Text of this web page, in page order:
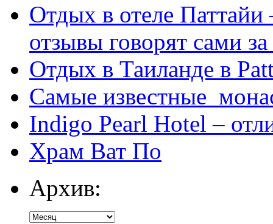
Отдых в отеле
отзывы говорят сами за
Отдых в Таиланде в
Самые известные
Indigo Pearl Hotel –
Храм Ват По
Архив: